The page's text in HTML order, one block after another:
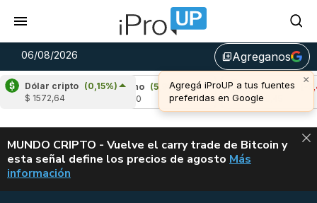
06/08/2026 library_addAgreganos
Dólar cripto (0,15%)
$ 1572,64
Cardano (5,93%)
Avalanche
(-3,44%)
u$s 6,45
ALERTA
MUNDO CRIPTO - Vuelve el carry trade de Bitcoin y
esta señal define los precios de agosto VUELVE EL
Más
información